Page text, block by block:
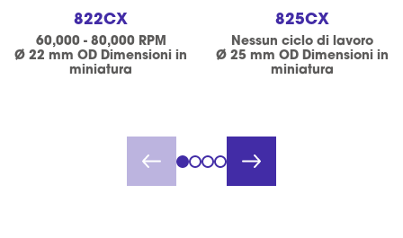
822CX
60,000 - 80,000 RPM
Ø 22 mm OD Dimensioni in
miniatura
825CX
Nessun ciclo di lavoro
Ø 25 mm OD Dimensioni in
miniatura